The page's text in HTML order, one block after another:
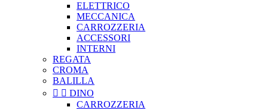
ELETTRICO
MECCANICA
CARROZZERIA
ACCESSORI
INTERNI
REGATA
CROMA
BALILLA
  DINO
CARROZZERIA